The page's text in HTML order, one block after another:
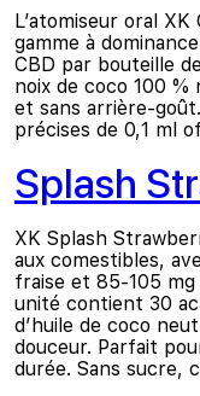
L’atomiseur oral
gamme à
CBD par bouteille
noix de coco 100
et sans arrière-
précises de 0,1 ml
Splash
XK Splash
aux comestibles,
fraise et 85-105 mg
unité contient 30
d’huile de coco
douceur. Parfait
durée. Sans sucre,